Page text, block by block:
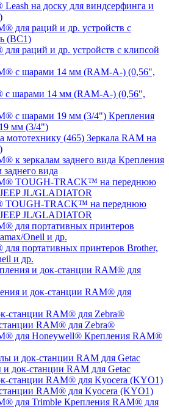
на доску для виндсерфинга и
раций и др. устройств с клипсой
с шарами 14 мм (RAM-A-) (0,56",
Крепления
мм (3/4")
Зеркала RAM на
Крепления
вида
TOUGH-TRACK™ на переднюю
JL/GLADIATOR
портативных принтеров Brother,
и др.
и док-станции RAM® для
RAM® для Zebra®
Крепления RAM®
док-станции RAM для Getac
RAM® для Kyocera (KYO1)
Крепления RAM® для